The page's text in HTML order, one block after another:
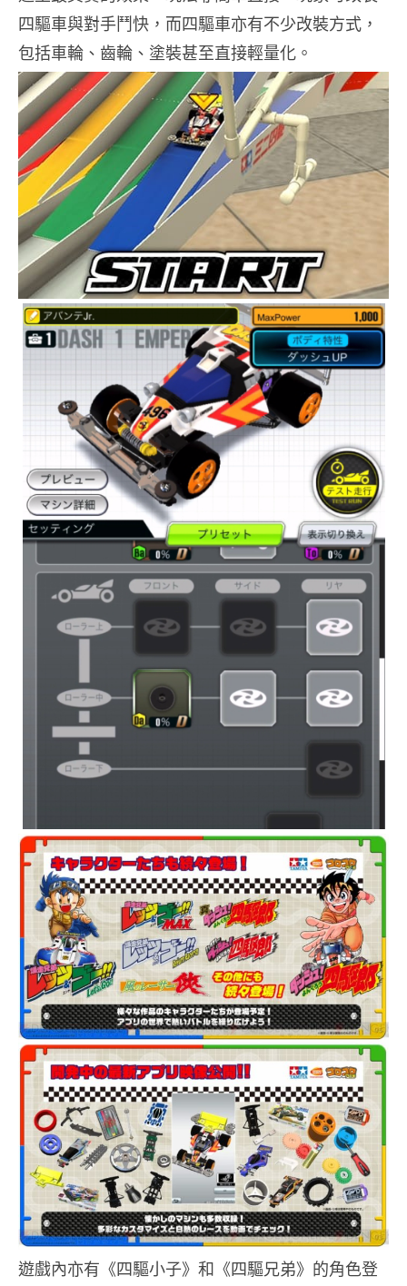
四驅車與對手鬥快，而四驅車亦有不少改裝方式，
包括車輪、齒輪、塗裝甚至直接輕量化。
遊戲內亦有《四驅小子》和《四驅兄弟》的角色登